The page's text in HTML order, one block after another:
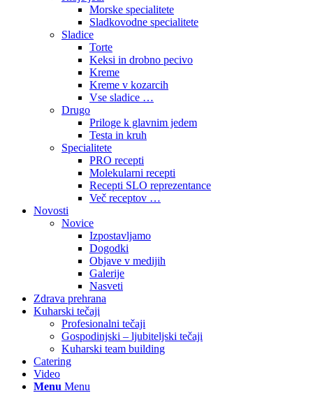
Morske specialitete
Sladkovodne specialitete
Sladice
Torte
Keksi in drobno pecivo
Kreme
Kreme v kozarcih
Vse sladice …
Drugo
Priloge k glavnim jedem
Testa in kruh
Specialitete
PRO recepti
Molekularni recepti
Recepti SLO reprezentance
Več receptov …
Novosti
Novice
Izpostavljamo
Dogodki
Objave v medijih
Galerije
Nasveti
Zdrava prehrana
Kuharski tečaji
Profesionalni tečaji
Gospodinjski – ljubiteljski tečaji
Kuharski team building
Catering
Video
Menu Menu